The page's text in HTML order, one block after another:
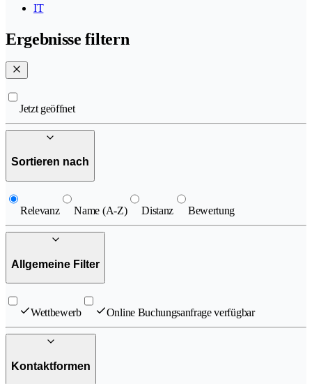
IT
Ergebnisse filtern
Jetzt geöffnet
Sortieren nach
Relevanz Name (A-Z) Distanz Bewertung
Allgemeine Filter
Wettbewerb Online Buchungsanfrage verfügbar
Kontaktformen